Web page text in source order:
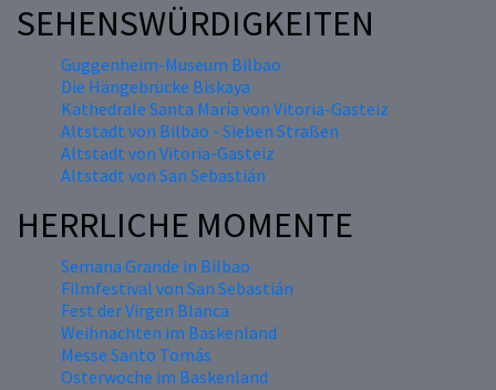
SEHENSWÜRDIGKEITEN
Guggenheim-Museum Bilbao
Die Hängebrücke Biskaya
Kathedrale Santa María von Vitoria-Gasteiz
Altstadt von Bilbao - Sieben Straßen
Altstadt von Vitoria-Gasteiz
Altstadt von San Sebastián
HERRLICHE MOMENTE
Semana Grande in Bilbao
Filmfestival von San Sebastián
Fest der Virgen Blanca
Weihnachten im Baskenland
Messe Santo Tomás
Osterwoche im Baskenland